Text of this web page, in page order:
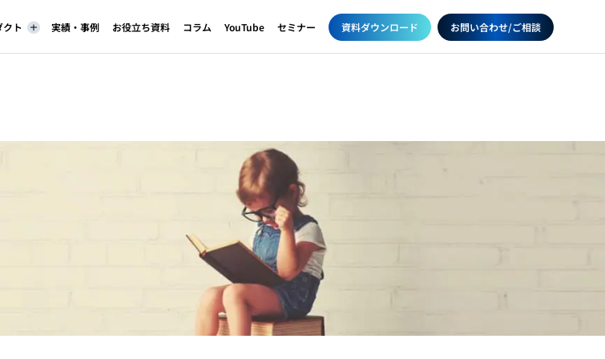
クト 実績・事例 お役立ち資料 コラム YouTube セミナー 資料ダウンロード お問い合わせ/ご相談